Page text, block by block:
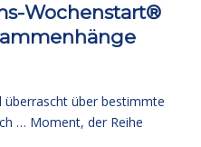
Wochenstart®
überrascht über bestimmte
… Moment, der Reihe